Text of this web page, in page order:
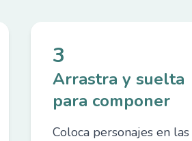
3
Arrastra y suelta
para componer
Coloca personajes en las